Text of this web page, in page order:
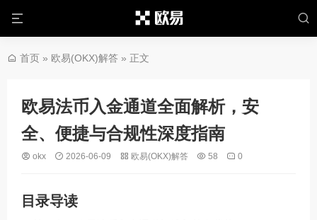
首页 » 欧易(OKX)解答 » 正文
欧易法币入金通道全面解析，安
全、便捷与合规性深度指南
okx 2026-06-09 欧易(OKX)解答 58 0
目录导读